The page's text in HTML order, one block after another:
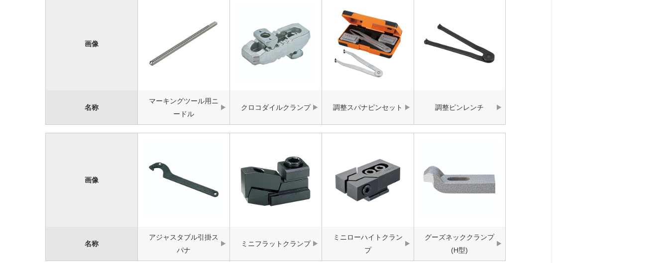
画像
名称
マーキングツール用ニ
ードル
クロコダイルクランプ 調整スパナピンセット 調整ピンレンチ
画像
名称
アジャスタブル引掛ス
パナ
ミニフラットクランプ
ミニローハイトクラン
プ
グーズネッククランプ
(H型)